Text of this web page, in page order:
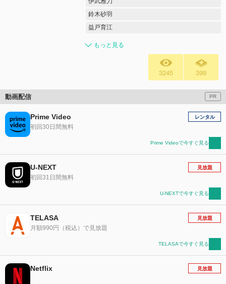
鈴木砂羽
益戸育江
もっと見る
3245 399
動画配信 PR
Prime Video
初回30日間無料
レンタル
Prime Videoで今すぐ見る
U-NEXT
初回31日間無料
見放題
U-NEXTで今すぐ見る
TELASA
月額990円（税込）で見放題
見放題
TELASAで今すぐ見る
Netflix 見放題